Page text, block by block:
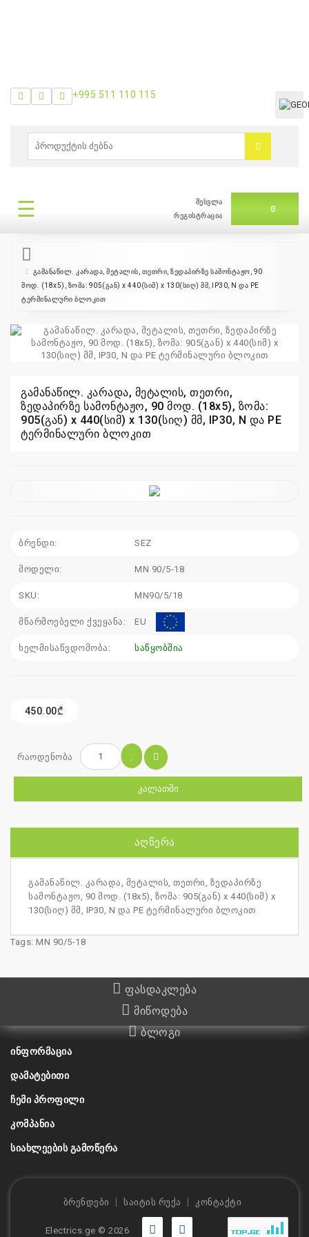
|
თვის
+995
511
110
115
sales@electrics.ge
+995 511 110 115
☰
შესვლა
რეგისტრაცია
0
გამანაწილ. კარადა, მეტალის, თეთრი, ზედაპირზე სამონტაჟო, 90
მოდ. (18x5), ზომა: 905(გან) x 440(სიმ) x 130(სიღ) მმ, IP30, N და PE
ტერმინალური ბლოკით
გამანაწილ. კარადა, მეტალის, თეთრი,
ზედაპირზე სამონტაჟო, 90 მოდ. (18x5), ზომა:
905(გან) x 440(სიმ) x 130(სიღ) მმ, IP30, N და PE
ტერმინალური ბლოკით
ბრენდი: SEZ
მოდელი: MN 90/5-18
SKU: MN90/5/18
მწარმოებელი ქვეყანა: EU
ხელმისაწვდომობა: საწყობშია
450.00₾
რაოდენობა
ᲙᲐᲚᲐᲗᲨᲘ
ᲐᲦᲬᲔᲠᲐ
გამანაწილ. კარადა, მეტალის, თეთრი, ზედაპირზე
სამონტაჟო, 90 მოდ. (18x5), ზომა: 905(გან) x 440(სიმ) x
130(სიღ) მმ, IP30, N და PE ტერმინალური ბლოკით
Tags: MN 90/5-18
ფასდაკლება
მიწოდება
ბლოგი
ᲘᲜᲤᲝᲠᲛᲐᲪᲘᲐ
ᲓᲐᲛᲐᲢᲔᲑᲘᲗᲘ
ᲩᲔᲛᲘ ᲞᲠᲝᲤᲘᲚᲘ
ᲙᲝᲛᲞᲐᲜᲘᲐ
ᲡᲘᲐᲮᲚᲔᲔᲑᲘᲡ ᲒᲐᲛᲝᲬᲔᲠᲐ
ბრენდები საიტის რუქა კონტაქტი
Electrics.ge © 2026